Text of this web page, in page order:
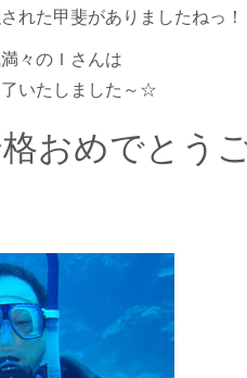
れた甲斐がありましたねっ！
々のＩさんは
いたしました～☆
格おめでとう